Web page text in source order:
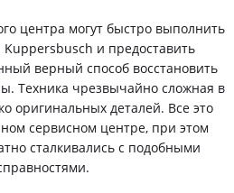
центра могут быстро выполнить
и предоставить
верный способ восстановить
Техника чрезвычайно сложная в
оригинальных деталей. Все это
сервисном центре, при этом
сталкивались с подобными